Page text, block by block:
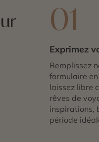
01
Exprimez
Remplissez
formulaire
laissez libre
rêves de
inspirations,
période